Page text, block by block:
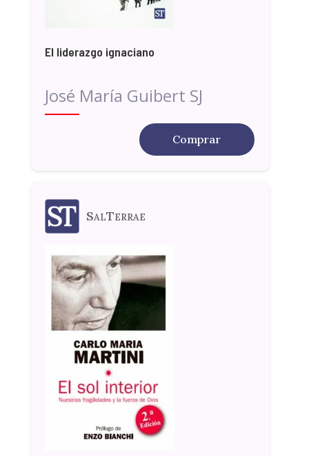
El liderazgo ignaciano
José María Guibert SJ
Comprar
SalTerrae